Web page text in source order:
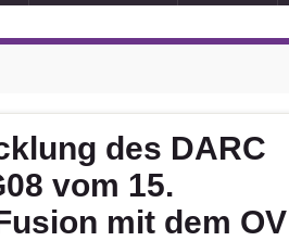
des DARC
vom 15.
mit dem OV